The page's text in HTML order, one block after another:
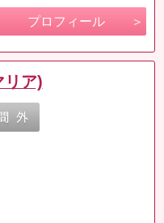
プロフィール
リア)